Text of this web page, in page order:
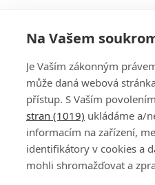
DISKUZE
Na Vašem
Je Vaším zákonným
může daná webová
přístup. S Vaším
stran (1019) ukládáme a/
informacím na zařízení,
identifikátory v cookies a
mohli shromažďovat a